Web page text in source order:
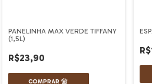
PANELINHA MAX VERDE TIFFANY
(1,5L)
R$23,90